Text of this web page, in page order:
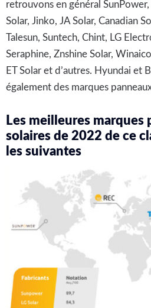
retrouvons en général SunPower,
Solar, Jinko, JA Solar, Canadian
Talesun, Suntech, Chint, LG
Seraphine, Znshine Solar,
ET Solar et d’autres. Hyundai et
également des marques
Les meilleures marques
solaires de 2022 de ce
les suivantes